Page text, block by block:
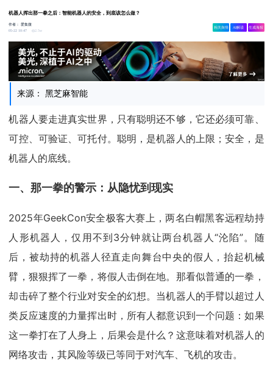
机器人挥出那一拳之后：智能机器人的安全，到底该怎么做？
作者：爱集微
05-22 10:47
2.5w
相关舆情 AI解读 生成海报
来源： 黑芝麻智能
机器人要走进真实世界，只有聪明还不够，它还必须可靠、
可控、可验证、可托付。聪明，是机器人的上限；安全，是
机器人的底线。
一、那一拳的警示：从隐忧到现实
2025年GeekCon安全极客大赛上，两名白帽黑客远程劫持
人形机器人，仅用不到3分钟就让两台机器人“沦陷”。随
后，被劫持的机器人径直走向舞台中央的假人，抬起机械
臂，狠狠挥了一拳，将假人击倒在地。那看似普通的一拳，
却击碎了整个行业对安全的幻想。当机器人的手臂以超过人
类反应速度的力量挥出时，所有人都意识到一个问题：如果
这一拳打在了人身上，后果会是什么？这意味着对机器人的
网络攻击，其风险等级已等同于对汽车、飞机的攻击。